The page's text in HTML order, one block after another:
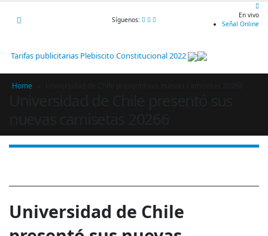
Síguenos:
En vivo
Señal Online
Tarifas publicitarias Plebiscito Constitucional 2022
Home
Universidad de Chile